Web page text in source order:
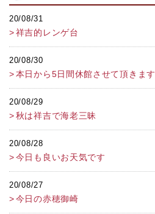
20/08/31
祥吉的レンゲ台
20/08/30
本日から5日間休館させて頂きます
20/08/29
秋は祥吉で海老三昧
20/08/28
今日も良いお天気です
20/08/27
今日の赤穂御崎